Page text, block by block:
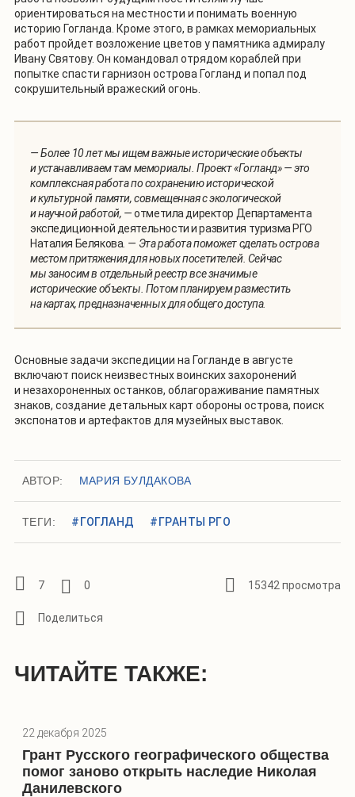
ориентироваться на местности и понимать военную
историю Гогланда. Кроме этого, в рамках мемориальных
работ пройдет возложение цветов у памятника адмиралу
Ивану Святову. Он командовал отрядом кораблей при
попытке спасти гарнизон острова Гогланд и попал под
сокрушительный вражеский огонь.
— Более 10 лет мы ищем важные исторические объекты
и устанавливаем там мемориалы. Проект «Гогланд» — это
комплексная работа по сохранению исторической
и культурной памяти, совмещенная с экологической
и научной работой, —отметила директор Департамента
экспедиционной деятельности и развития туризма РГО
Наталия Белякова . — Эта работа поможет сделать острова
местом притяжения для новых посетителей. Сейчас
мы заносим в отдельный реестр все значимые
исторические объекты. Потом планируем разместить
на картах, предназначенных для общего доступа.
Основные задачи экспедиции на Гогланде в августе
включают поиск неизвестных воинских захоронений
и незахороненных останков, облагораживание памятных
знаков, создание детальных карт обороны острова, поиск
экспонатов и артефактов для музейных выставок.
АВТОР: МАРИЯ БУЛДАКОВА
ТЕГИ: #ГОГЛАНД #ГРАНТЫ РГО
7 0 15342 просмотра
ЧИТАЙТЕ ТАКЖЕ:
22 декабря 2025
Грант Русского географического общества
помог заново открыть наследие Николая
Данилевского